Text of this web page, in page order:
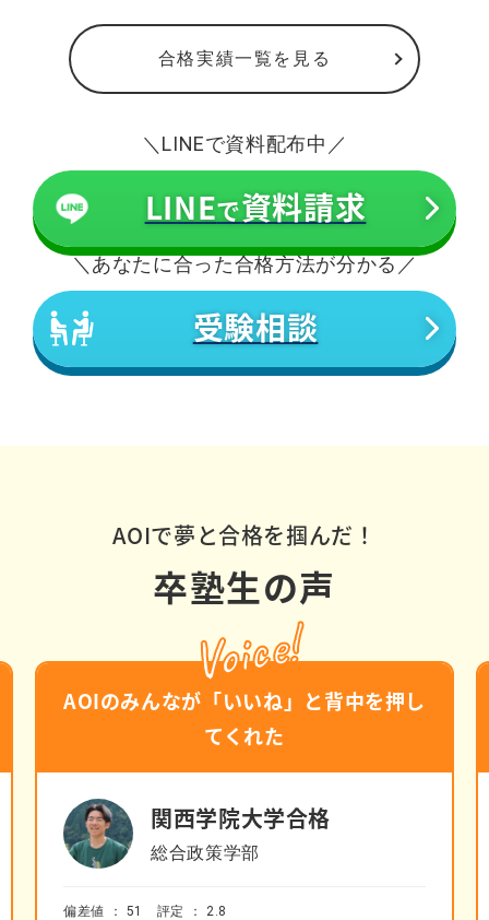
合格実績一覧を見る
＼LINEで資料配布中／
LINEで資料請求
＼あなたに合った合格方法が分かる／
受験相談
AOIで夢と合格を掴んだ！
卒塾生の声
Voice!
AOIのみんなが「いいね」と背中を押し
てくれた
関西学院大学合格
総合政策学部
偏差値 ： 51 評定 ： 2.8